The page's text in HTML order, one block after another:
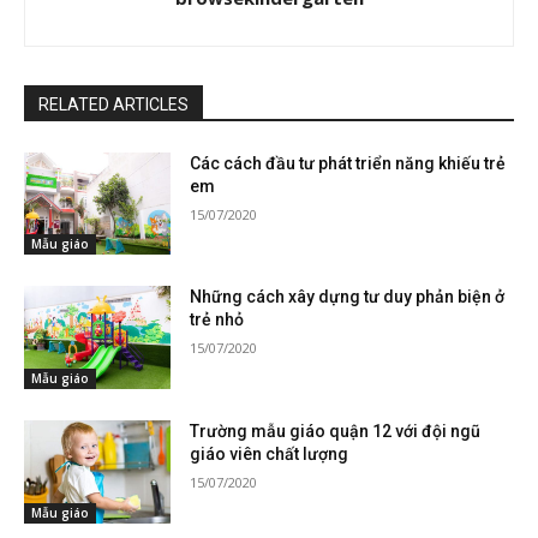
RELATED ARTICLES
Mẫu giáo
Các cách đầu tư phát triển năng khiếu trẻ
em
15/07/2020
Mẫu giáo
Những cách xây dựng tư duy phản biện ở
trẻ nhỏ
15/07/2020
Mẫu giáo
Trường mẫu giáo quận 12 với đội ngũ
giáo viên chất lượng
15/07/2020